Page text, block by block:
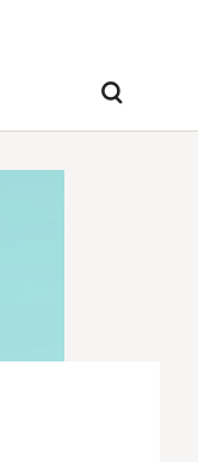
Pesquisar